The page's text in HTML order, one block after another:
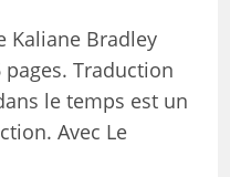
Kaliane Bradley
Traduction
le temps est un
Avec Le